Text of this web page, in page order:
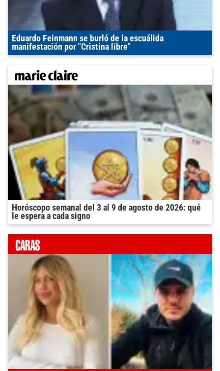
Eduardo Feinmann se burló de la escuálida
manifestación por "Cristina libre"
Horóscopo semanal del 3 al 9 de agosto de 2026: qué
le espera a cada signo